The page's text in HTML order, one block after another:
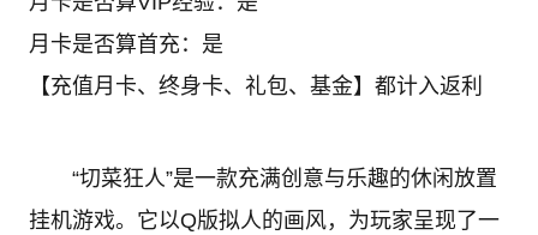
月卡是否算首充：是
【充值月卡、终身卡、礼包、基金】都计入返利
“切菜狂人”是一款充满创意与乐趣的休闲放置
挂机游戏。它以Q版拟人的画风，为玩家呈现了一